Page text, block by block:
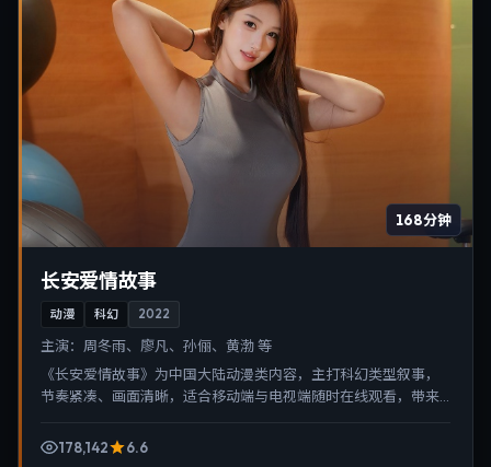
168分钟
长安爱情故事
动漫 科幻 2022
主演： 周冬雨、廖凡、孙俪、黄渤 等
《长安爱情故事》为中国大陆动漫类内容，主打科幻类型叙事，
节奏紧凑、画面清晰，适合移动端与电视端随时在线观看，带来
178,142
6.6